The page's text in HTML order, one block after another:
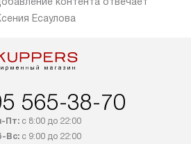
отправлен
трех дней.
компанию.
доставит ваш
в Москве.
за пределы
от категории
Есаулова
565-38-70
Пт:с 8:00 до 22:00
Вс:с 9:00 до 22:00